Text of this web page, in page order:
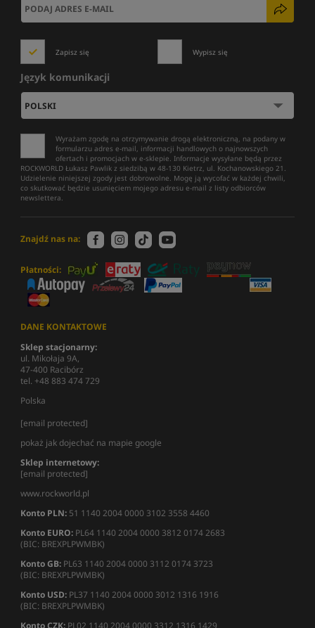
Zapisz się Wypisz się
Język komunikacji
Wyrażam zgodę na otrzymywanie drogą elektroniczną, na podany w
formularzu adres e-mail, informacji handlowych o najnowszych
ofertach i promocjach w e-sklepie. Informacje wysyłane będą przez
ROCKWORLD Łukasz Pawlik z siedzibą w 48-130 Kietrz, ul. Kochanowskiego 21.
Udzielenie niniejszej zgody jest dobrowolne. Mogę ją wycofać w każdej chwili,
co skutkować będzie usunięciem mojego adresu e-mail z listy odbiorców
newslettera.
Znajdź nas na:
Płatności:
DANE KONTAKTOWE
Sklep stacjonarny:
ul. Mikołaja 9A,
47-400 Racibórz
tel. +48 883 474 729
Polska
[email protected]
pokaż jak dojechać na mapie google
Sklep internetowy:
[email protected]
www.rockworld.pl
Konto PLN: 51 1140 2004 0000 3102 3558 4460
Konto EURO: PL64 1140 2004 0000 3812 0174 2683
(BIC: BREXPLPWMBK)
Konto GB: PL63 1140 2004 0000 3112 0174 3723
(BIC: BREXPLPWMBK)
Konto USD: PL37 1140 2004 0000 3012 1316 1916
(BIC: BREXPLPWMBK)
Konto CZK: PL02 1140 2004 0000 3312 1316 1429